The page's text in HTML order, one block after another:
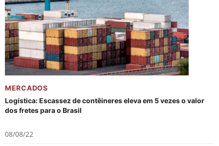
MERCADOS
Logística: Escassez de contêineres eleva em 5 vezes o valor
dos fretes para o Brasil
08/08/22